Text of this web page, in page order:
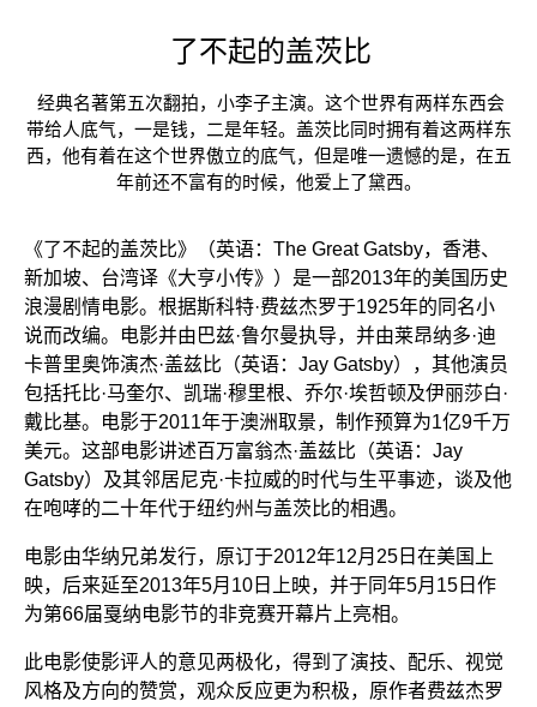
了不起的盖茨比
经典名著第五次翻拍，小李子主演。这个世界有两样东西会
带给人底气，一是钱，二是年轻。盖茨比同时拥有着这两样东
西，他有着在这个世界傲立的底气，但是唯一遗憾的是，在五
年前还不富有的时候，他爱上了黛西。
《了不起的盖茨比》（英语：The Great Gatsby，香港、
新加坡、台湾译《大亨小传》）是一部2013年的美国历史
浪漫剧情电影。根据斯科特·费兹杰罗于1925年的同名小
说而改编。电影并由巴兹·鲁尔曼执导，并由莱昂纳多·迪
卡普里奥饰演杰·盖兹比（英语：Jay Gatsby），其他演员
包括托比·马奎尔、凯瑞·穆里根、乔尔·埃哲顿及伊丽莎白·
戴比基。电影于2011年于澳洲取景，制作预算为1亿9千万
美元。这部电影讲述百万富翁杰·盖兹比（英语：Jay
Gatsby）及其邻居尼克·卡拉威的时代与生平事迹，谈及他
在咆哮的二十年代于纽约州与盖茨比的相遇。
电影由华纳兄弟发行，原订于2012年12月25日在美国上
映，后来延至2013年5月10日上映，并于同年5月15日作
为第66届戛纳电影节的非竞赛开幕片上亮相。
此电影使影评人的意见两极化，得到了演技、配乐、视觉
风格及方向的赞赏，观众反应更为积极，原作者费兹杰罗